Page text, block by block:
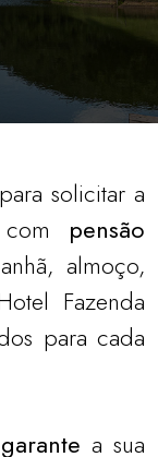
para solicitar a
pensão
almoço,
Fazenda
para cada
a sua